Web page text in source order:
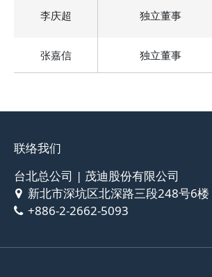
李庆超 独立董事
张嘉信 独立董事
联络我们
台北总公司 | 茂迪股份有限公司
新北市深坑区北深路三段248号6楼
+886-2-2662-5093